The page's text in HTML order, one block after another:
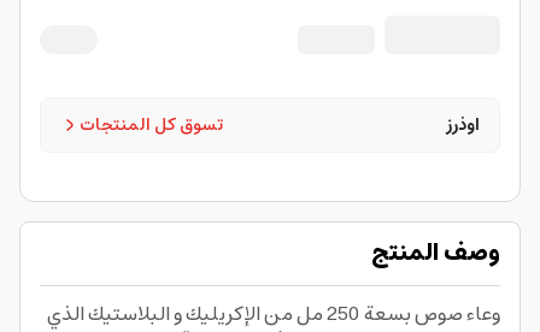
تسوق كل المنتجات اوذرز
وصف المنتج
وعاء صوص بسعة 250 مل من الإكريليك و البلاستيك الذي